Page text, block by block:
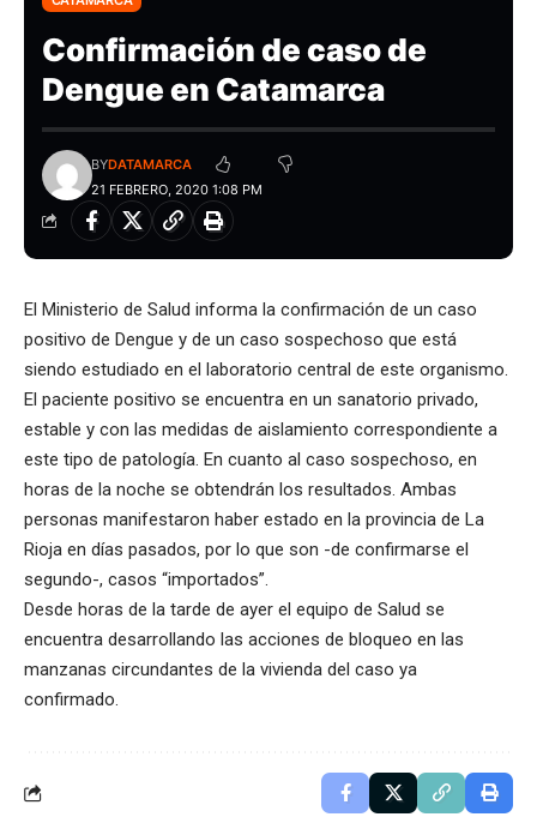
Confirmación de caso de
Dengue en Catamarca
21 FEBRERO, 2020 1:08 PM
BYDATAMARCA
El Ministerio de Salud informa la confirmación de un caso
positivo de Dengue y de un caso sospechoso que está
siendo estudiado en el laboratorio central de este organismo.
El paciente positivo se encuentra en un sanatorio privado,
estable y con las medidas de aislamiento correspondiente a
este tipo de patología. En cuanto al caso sospechoso, en
horas de la noche se obtendrán los resultados. Ambas
personas manifestaron haber estado en la provincia de La
Rioja en días pasados, por lo que son -de confirmarse el
segundo-, casos “importados”.
Desde horas de la tarde de ayer el equipo de Salud se
encuentra desarrollando las acciones de bloqueo en las
manzanas circundantes de la vivienda del caso ya
confirmado.